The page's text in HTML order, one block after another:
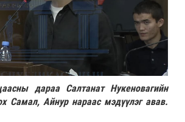
дараа Салтанат Нукеновагийн
Самал, Айнур нараас мэдүүлэг авав.